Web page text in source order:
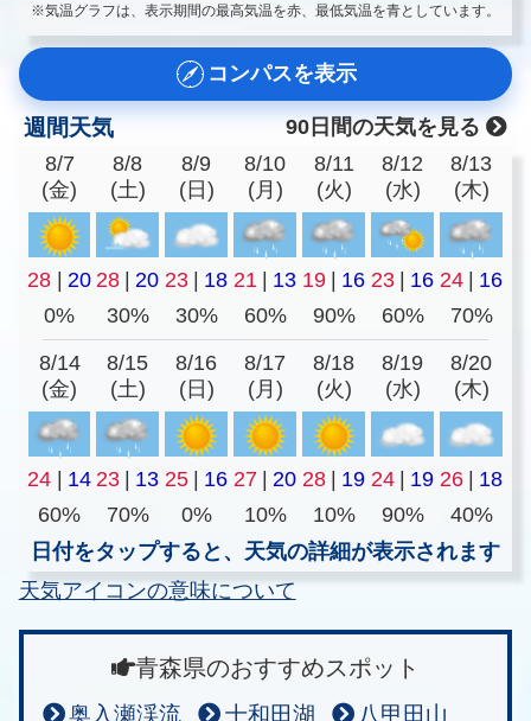
※気温グラフは、表示期間の最高気温を赤、最低気温を青としています。
コンパスを表示
週間天気
90日間の天気を見る
8/7
(金)
8/8
(土)
8/9
(日)
8/10
(月)
8/11
(火)
8/12
(水)
8/13
(木)
28 20 28 20 23 18 21 13 19 16 23 16 24
16
0%
30% 30% 60% 90% 60% 70%
8/14
(金)
8/15
(土)
8/16
(日)
8/17
(月)
8/18
(火)
8/19
(水)
8/20
(木)
24 14 23 13 25 16 27 20 28 19 24 19 26
18
60%
70% 0% 10% 10% 90%
40%
日付をタップすると、天気の詳細が表示されます
天気アイコンの意味について
青森県のおすすめスポット
奥入瀬渓流 十和田湖
八甲田山